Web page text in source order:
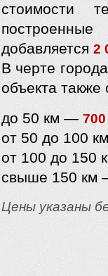
стоимости
добавляется 2
В черте
объекта также
до 50 км —
от 50 до 100
от 100 до 150
свыше 150
Цены указаны